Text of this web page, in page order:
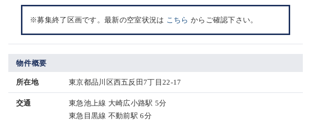
※募集終了区画です。最新の空室状況は こちら からご確認下さい。
物件概要
所在地 東京都品川区西五反田7丁目22-17
交通
東急池上線 大崎広小路駅 5分
東急目黒線 不動前駅 6分